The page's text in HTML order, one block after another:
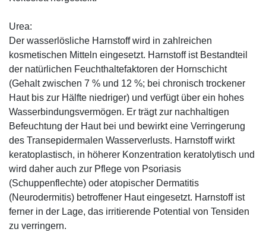
Urea:
Der wasserlösliche Harnstoff wird in zahlreichen
kosmetischen Mitteln eingesetzt. Harnstoff ist Bestandteil
der natürlichen Feuchthaltefaktoren der Hornschicht
(Gehalt zwischen 7 % und 12 %; bei chronisch trockener
Haut bis zur Hälfte niedriger) und verfügt über ein hohes
Wasserbindungsvermögen. Er trägt zur nachhaltigen
Befeuchtung der Haut bei und bewirkt eine Verringerung
des Transepidermalen Wasserverlusts. Harnstoff wirkt
keratoplastisch, in höherer Konzentration keratolytisch und
wird daher auch zur Pflege von Psoriasis
(Schuppenflechte) oder atopischer Dermatitis
(Neurodermitis) betroffener Haut eingesetzt. Harnstoff ist
ferner in der Lage, das irritierende Potential von Tensiden
zu verringern.